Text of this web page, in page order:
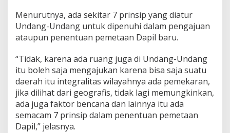
Menurutnya, ada sekitar 7 prinsip yang diatur
Undang-Undang untuk dipenuhi dalam pengajuan
ataupun penentuan pemetaan Dapil baru.
“Tidak, karena ada ruang juga di Undang-Undang
itu boleh saja mengajukan karena bisa saja suatu
daerah itu integralitas wilayahnya ada pemekaran,
jika dilihat dari geografis, tidak lagi memungkinkan,
ada juga faktor bencana dan lainnya itu ada
semacam 7 prinsip dalam penentuan pemetaan
Dapil,” jelasnya.